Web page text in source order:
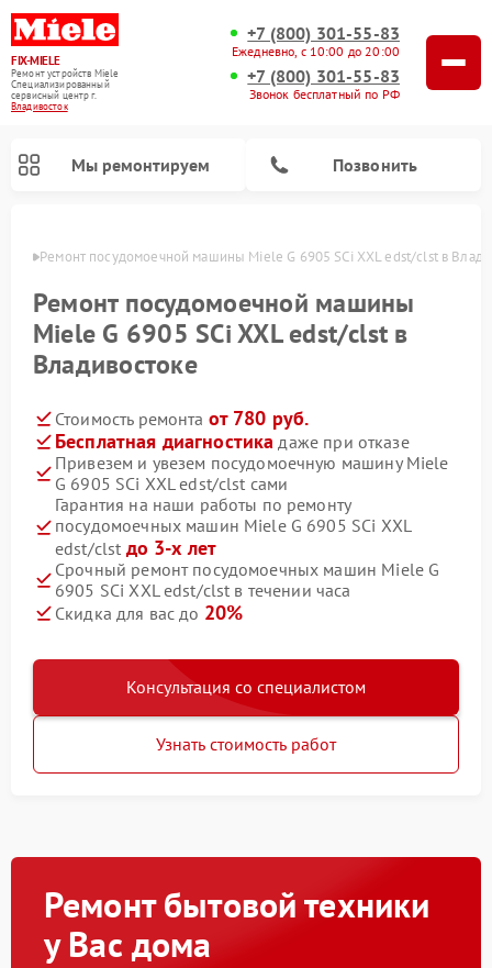
FIX-MIELE
Ремонт устройств Miele
Специализированный
cервисный центр г.
Владивосток
+7 (800) 301-55-83
Ежедневно, с 10:00 до 20:00
+7 (800) 301-55-83
Звонок бесплатный по РФ
Мы ремонтируем Позвонить
Ремонт посудомоечной машины Miele G 6905 SCi XXL edst/clst в
Ремонт посудомоечной машины
Miele G 6905 SCi XXL edst/clst в
Владивостоке
Стоимость ремонта от 780 руб.
Бесплатная диагностика даже при отказе
Привезем и увезем посудомоечную машину Miele
G 6905 SCi XXL edst/clst сами
Гарантия на наши работы по ремонту
посудомоечных машин Miele G 6905 SCi XXL
edst/clst до 3-х лет
Срочный ремонт посудомоечных машин Miele G
6905 SCi XXL edst/clst в течении часа
Скидка для вас до 20%
Консультация со специалистом
Узнать стоимость работ
Ремонт бытовой техники
у Вас дома